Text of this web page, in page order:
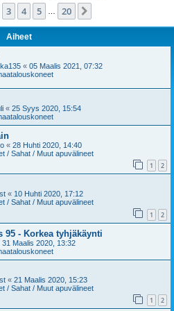
3 4 5 20
Aiheet
« 05 Maalis 2021, 07:32
« 25 Syys 2020, 15:54
« 28 Huhti 2020, 14:40
/ Sahat / Muut apuvälineet
1 2
« 10 Huhti 2020, 17:12
/ Sahat / Muut apuvälineet
1 2
95 - Korkea tyhjäkäynti
31 Maalis 2020, 13:32
« 21 Maalis 2020, 15:23
/ Sahat / Muut apuvälineet
1 2